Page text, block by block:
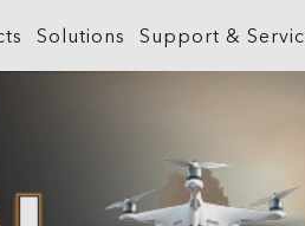
ArcGIS
Solutions
&
Government
Health and Human
Support &